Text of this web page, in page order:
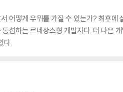
어떻게 우위를 가질 수 있는가? 최후
섭하는 르네상스형 개발자다. 더 나은
다.